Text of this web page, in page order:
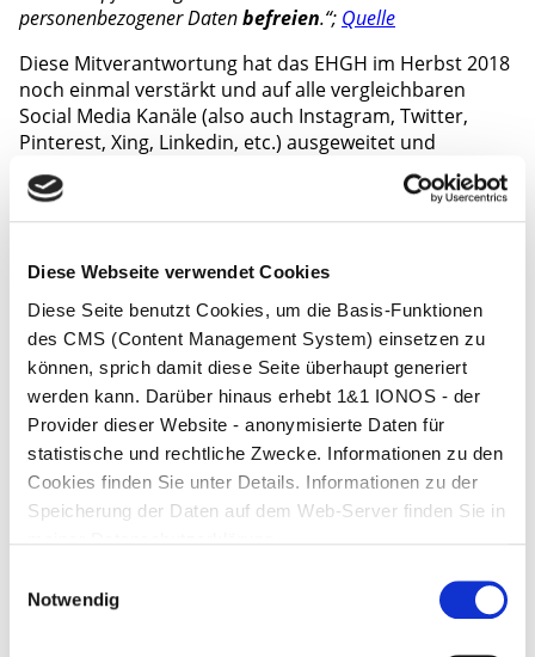
Diese Webseite verwendet Cookies
Diese Seite benutzt Cookies, um die Basis-Funktionen
des CMS (Content Management System) einsetzen zu
können, sprich damit diese Seite überhaupt generiert
werden kann. Darüber hinaus erhebt 1&1 IONOS - der
Provider dieser Website - anonymisierte Daten für
statistische und rechtliche Zwecke. Informationen zu den
Cookies finden Sie unter Details. Informationen zu der
Speicherung der Daten auf dem Web-Server finden Sie in
Notwendig
personenbezogener Datenbefreien.“; Quelle
Diese Mitverantwortung hat das EHGH im Herbst 2018
noch einmal verstärkt und auf alle vergleichbaren
Social Media Kanäle (also auch Instagram, Twitter,
Pinterest, Xing, Linkedin, etc.) ausgeweitet und
klar geurteilt, dass jeder Betreiber einer derartigen
Fanpage auch für Datenschutzverstöße seitens der
Plattform mit verantwortlich gemacht werden kann.
Co. mit den Nutzerdaten in der Praxis kaum oder gar
nicht beeinflussen kann.
Ein wichtiger Schritt für Sie als Betreiber ist es Ihre
Kunden, Fans und Besucher über diese Rechtslage zu
informieren und dies sollten Sie in einer expliziten
Datenschutzrichtlinie für den jeweiligen Social Media
Kanal tun.
Wir werden weiterhin gespannt auf die ePrivacyVO
warten (voraus. Ende 2019) und sehen die der Kampf
About Philip Essinger